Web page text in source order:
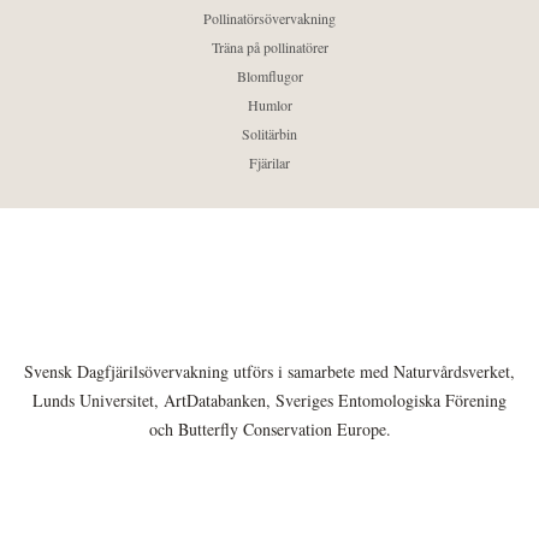
Pollinatörsövervakning
Träna på pollinatörer
Blomflugor
Humlor
Solitärbin
Fjärilar
Svensk Dagfjärilsövervakning utförs i samarbete med Naturvårdsverket,
Lunds Universitet, ArtDatabanken, Sveriges Entomologiska Förening
och Butterfly Conservation Europe.